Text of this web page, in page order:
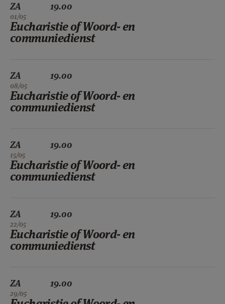
ZA
01/05
19.00
Eucharistie of Woord- en
communiedienst
ZA
08/05
19.00
Eucharistie of Woord- en
communiedienst
ZA
15/05
19.00
Eucharistie of Woord- en
communiedienst
ZA
22/05
19.00
Eucharistie of Woord- en
communiedienst
ZA
29/05
19.00